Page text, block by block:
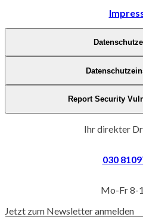
Report Security
Ihr direkter
030
Mo-Fr 8-
Jetzt zum Newsletter anmelden